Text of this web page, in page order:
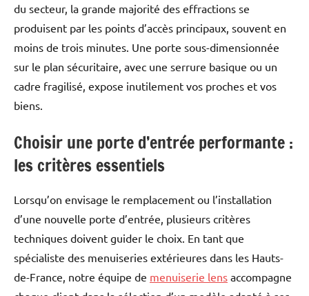
du secteur, la grande majorité des effractions se
produisent par les points d’accès principaux, souvent en
moins de trois minutes. Une porte sous-dimensionnée
sur le plan sécuritaire, avec une serrure basique ou un
cadre fragilisé, expose inutilement vos proches et vos
biens.
Choisir une porte d’entrée performante :
les critères essentiels
Lorsqu’on envisage le remplacement ou l’installation
d’une nouvelle porte d’entrée, plusieurs critères
techniques doivent guider le choix. En tant que
spécialiste des menuiseries extérieures dans les Hauts-
de-France, notre équipe de menuiserie lens accompagne